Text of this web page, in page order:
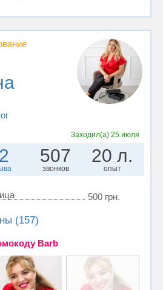
Заходил(а)25 июля
507
звонков
20 л.
опыт
500 грн.
(157)
Barb